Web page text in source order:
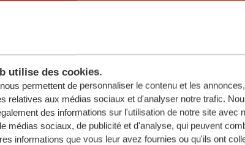
utilise des cookies.
permettent de personnaliser le contenu et les
relatives aux médias sociaux et d'analyser notre trafic.
des informations sur l'utilisation de notre site avec
médias sociaux, de publicité et d'analyse, qui peuvent
informations que vous leur avez fournies ou qu'ils ont
vie.